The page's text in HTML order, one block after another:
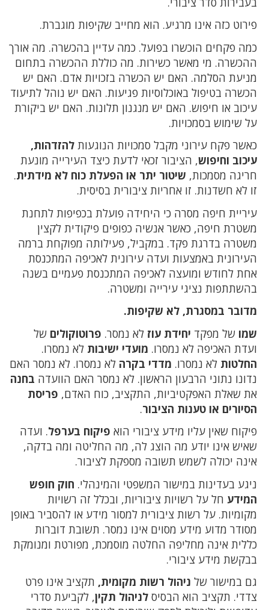
פירוט כזה אינו מרגיע. הוא מחייב שקיפות מוגברת.
כמה פקחים הוכשרו בפועל. כמה עדיין בהכשרה. מה אורך
ההכשרה. מי מאשר כשירות. מה כוללת ההכשרה בתחום
מניעת הסלמה. האם יש הכשרה בזכויות אדם. האם יש
הכשרה בטיפול באוכלוסיות פגיעות. האם יש נוהל לתיעוד
עיכוב או חיפוש. האם יש מנגנון תלונות. האם יש ביקורת
על שימוש בסמכויות.
כאשר פקח עירוני מקבל סמכויות הנוגעות להזדהות,
עיכוב וחיפוש, הציבור זכאי לדעת כיצד העירייה מונעת
חריגה מסמכות, שיטור יתר או הפעלת כוח לא מידתית.
זו לא חשדנות. זו אחריות ציבורית בסיסית.
עיריית חיפה מסרה כי היחידה פועלת בכפיפות לתחנת
משטרת חיפה, כאשר אנשיה כפופים פיקודית לקצין
משטרה בדרגת פקד. במקביל, פעילותה מפוקחת ברמה
העירונית באמצעות ועדה עירונית לאכיפה המתכנסת
אחת לחודש ומועצה לאכיפה המתכנסת פעמיים בשנה
בהשתתפות נציגי עירייה ומשטרה.
מדובר במסגרת, לא שקיפות.
שמו של מפקד יחידת עוז לא נמסר. פרוטוקולים של
ועדת האכיפה לא נמסרו. מועדי ישיבות לא נמסרו.
החלטות לא נמסרו. מדדי בקרה לא נמסרו. לא נמסר האם
נדונו נתוני הרבעון הראשון. לא נמסר האם הוועדה בחנה
את שאלת האפקטיביות, התקציב, כוח האדם, פריסת
הסיורים או טענות הציבור.
פיקוח שאין עליו מידע ציבורי הוא פיקוח בערפל. ועדה
שאיש אינו יודע מה הוצג לה, מה החליטה ומה בדקה,
אינה יכולה לשמש תשובה מספקת לציבור.
ניגע בעדינות במישור המשפטי והמינהלי. חוק חופש
המידע חל על רשויות ציבוריות, ובכלל זה רשויות
מקומיות. על רשות ציבורית למסור מידע או להסביר באופן
מסודר מדוע מידע מסוים אינו נמסר. תשובת דוברות
כללית אינה מחליפה החלטה מוסמכת, מפורטת ומנומקת
בבקשת מידע ציבורי.
גם במישור של ניהול רשות מקומית, תקציב אינו פרט
צדדי. תקציב הוא הבסיס לניהול תקין, לקביעת סדרי